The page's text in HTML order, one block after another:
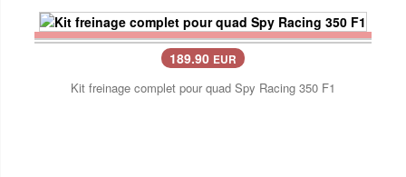
189.90 EUR
Kit freinage complet pour quad Spy Racing 350 F1